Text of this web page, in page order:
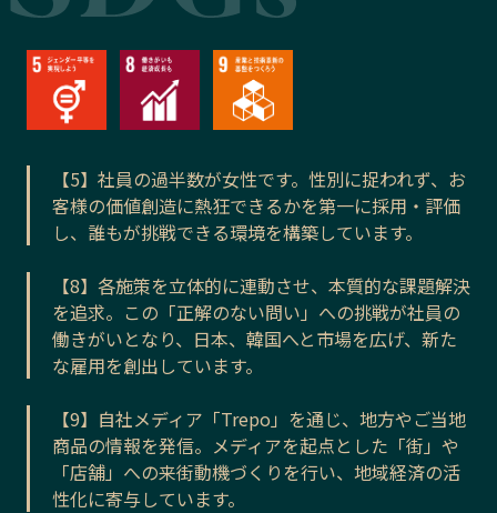
【5】社員の過半数が女性です。性別に捉われず、お
客様の価値創造に熱狂できるかを第一に採用・評価
し、誰もが挑戦できる環境を構築しています。
【8】各施策を立体的に連動させ、本質的な課題解決
を追求。この「正解のない問い」への挑戦が社員の
働きがいとなり、日本、韓国へと市場を広げ、新た
な雇用を創出しています。
【9】自社メディア「Trepo」を通じ、地方やご当地
商品の情報を発信。メディアを起点とした「街」や
「店舗」への来街動機づくりを行い、地域経済の活
性化に寄与しています。